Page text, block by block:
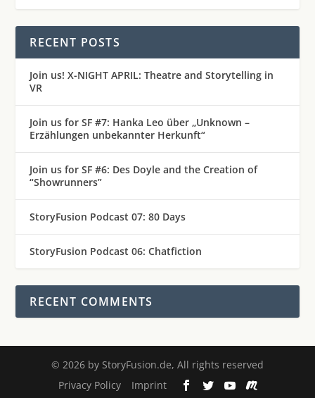
RECENT POSTS
Join us! X-NIGHT APRIL: Theatre and Storytelling in
VR
Join us for SF #7: Hanka Leo über „Unknown –
Erzählungen unbekannter Herkunft“
Join us for SF #6: Des Doyle and the Creation of
“Showrunners”
StoryFusion Podcast 07: 80 Days
StoryFusion Podcast 06: Chatfiction
RECENT COMMENTS
© 2026 by StoryFusion.de, All rights reserved
Privacy Policy
Imprint